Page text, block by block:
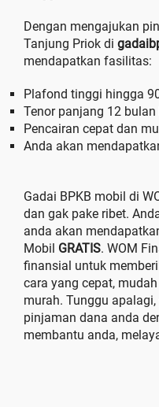
Dengan mengajukan
Tanjung Priok di
mendapatkan fasilitas:
Plafond tinggi hingga
Tenor panjang 12
Pencairan cepat dan
Anda akan
Gadai BPKB mobil di
dan gak pake ribet.
anda akan
Mobil GRATIS. WOM
finansial untuk
cara yang cepat,
murah. Tunggu
pinjaman dana anda
membantu anda,